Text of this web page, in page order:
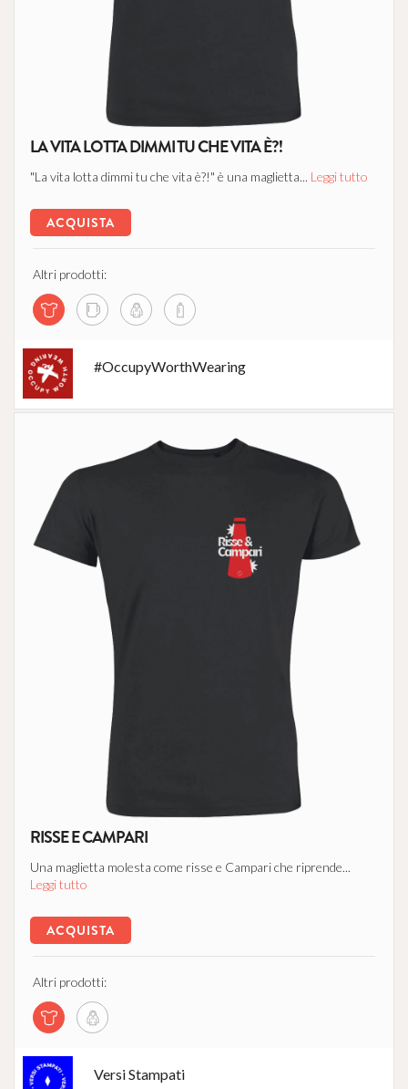
LA VITA LOTTA DIMMI TU CHE VITA È?!
"La vita lotta dimmi tu che vita è?!" è una maglietta... Leggi tutto
ACQUISTA
Altri prodotti:
#OccupyWorthWearing
RISSE E CAMPARI
Una maglietta molesta come risse e Campari che riprende...
Leggi tutto
ACQUISTA
Altri prodotti:
Versi Stampati